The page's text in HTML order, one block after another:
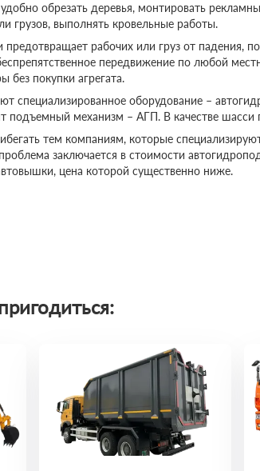
обрезать деревья, монтировать
грузов, выполнять кровельные работы.
рабочих или груз от падения,
передвижение по любой
без покупки агрегата.
специализированное оборудование –
подъемный механизм – АГП. В качестве
тем компаниям, которые
заключается в стоимости
цена которой существенно ниже.